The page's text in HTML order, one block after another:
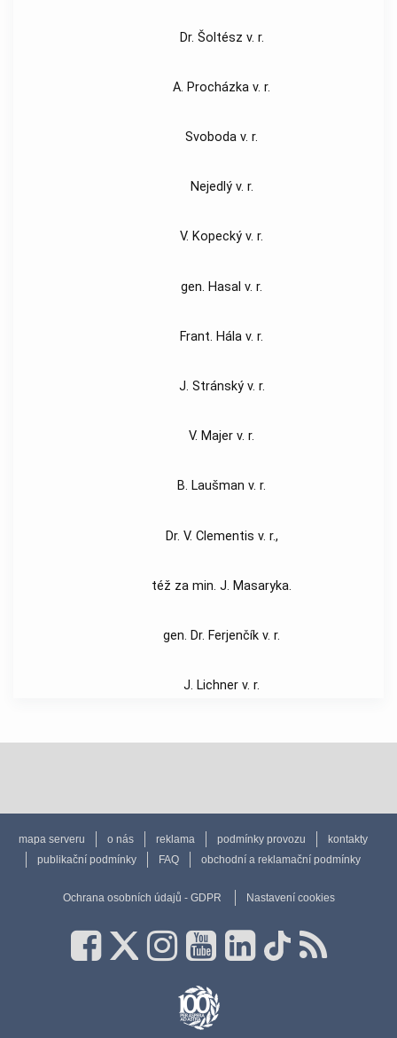
Dr. Šoltész v. r.
A. Procházka v. r.
Svoboda v. r.
Nejedlý v. r.
V. Kopecký v. r.
gen. Hasal v. r.
Frant. Hála v. r.
J. Stránský v. r.
V. Majer v. r.
B. Laušman v. r.
Dr. V. Clementis v. r.,
též za min. J. Masaryka.
gen. Dr. Ferjenčík v. r.
J. Lichner v. r.
mapa serveru o nás reklama podmínky provozu
kontakty
publikační podmínky
FAQ obchodní a reklamační podmínky
Ochrana osobních údajů - GDPR Nastavení cookies